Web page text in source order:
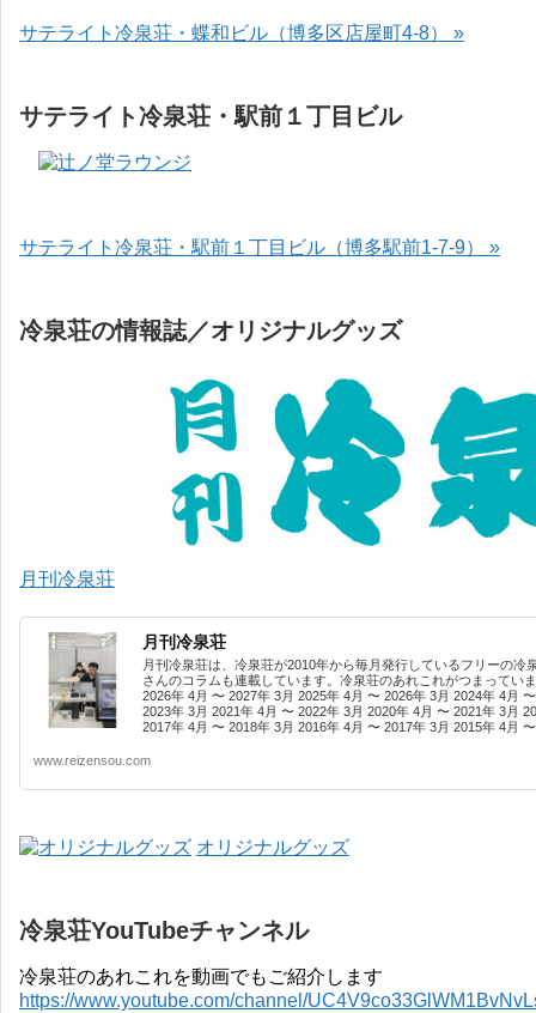
サテライト冷泉荘・蝶和ビル（博多区店屋町4-8） »
サテライト冷泉荘・駅前１丁目ビル
サテライト冷泉荘・駅前１丁目ビル（博多駅前1-7-9） »
冷泉荘の情報誌／オリジナルグッズ
月刊冷泉荘
月刊冷泉荘
月刊冷泉荘は、冷泉荘が2010年から毎月発行しているフリーの
さんのコラムも連載しています。冷泉荘のあれこれがつまってい
2026年 4月 〜 2027年 3月 2025年 4月 〜 2026年 3月 2024年 4月
2023年 3月 2021年 4月 〜 2022年 3月 2020年 4月 〜 2021年 3月
2017年 4月 〜 2018年 3月 2016年 4月 〜 2017年 3月 2015年 4月
www.reizensou.com
オリジナルグッズ
冷泉荘YouTubeチャンネル
冷泉荘のあれこれを動画でもご紹介します
https://www.youtube.com/channel/